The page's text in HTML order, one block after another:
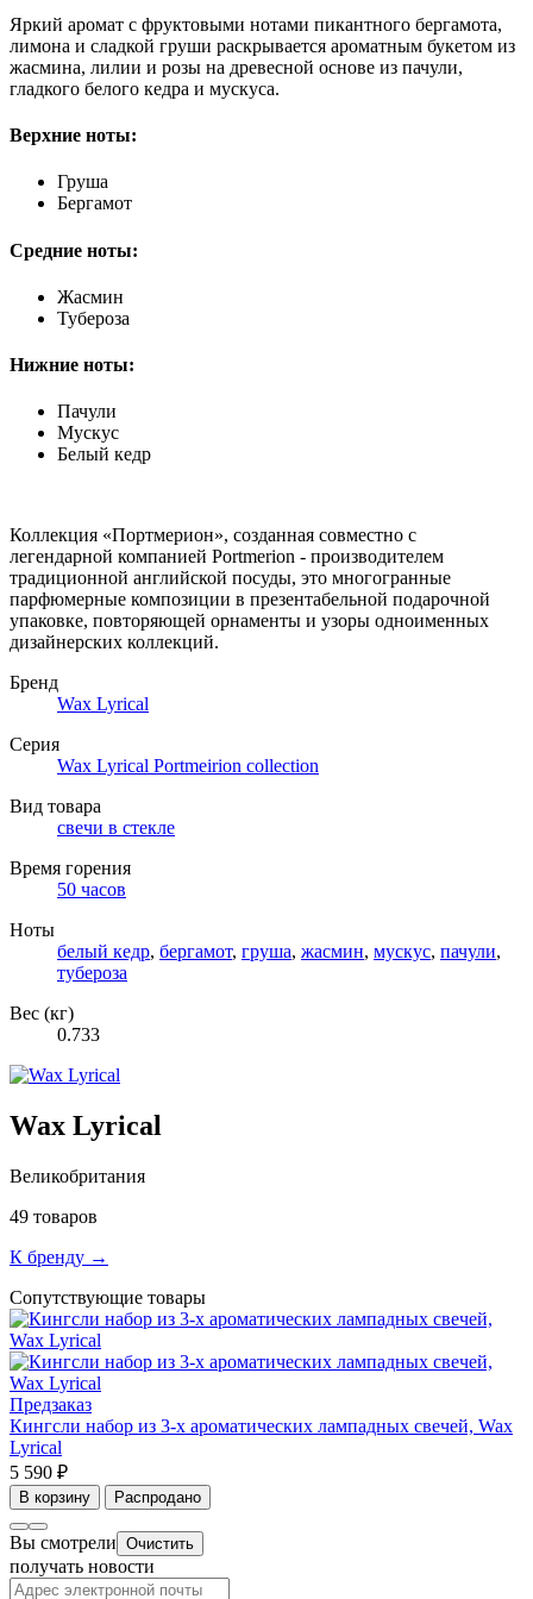
Яркий аромат с фруктовыми нотами пикантного бергамота,
лимона и сладкой груши раскрывается ароматным букетом из
жасмина, лилии и розы на древесной основе из пачули,
гладкого белого кедра и мускуса.
Верхние ноты:
Груша
Бергамот
Средние ноты:
Жасмин
Тубероза
Нижние ноты:
Пачули
Мускус
Белый кедр
Коллекция «Портмерион», созданная совместно с
легендарной компанией Portmerion - производителем
традиционной английской посуды, это многогранные
парфюмерные композиции в презентабельной подарочной
упаковке, повторяющей орнаменты и узоры одноименных
дизайнерских коллекций.
Бренд
Wax Lyrical
Серия
Wax Lyrical Portmeirion collection
Вид товара
свечи в стекле
Время горения
50 часов
Ноты
белый кедр, бергамот, груша, жасмин, мускус, пачули,
тубероза
Вес (кг)
0.733
Wax Lyrical
Великобритания
49 товаров
К бренду →
Сопутствующие товары
Предзаказ
Кингсли набор из 3-х ароматических лампадных свечей, Wax
Lyrical
5 590 ₽
В корзину Распродано
Вы смотрели Очистить
получать новости